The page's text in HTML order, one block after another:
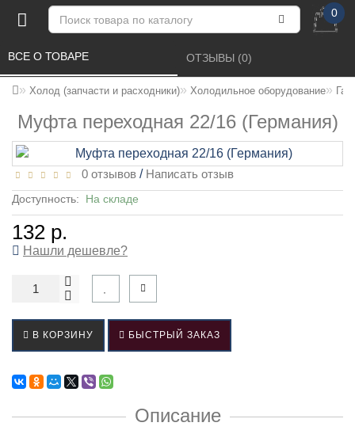
0
Холод (запчасти и расходники) Холодильное оборудование
Муфта переходная 22/16 (Германия)
ВСЕ О ТОВАРЕ ОТЗЫВЫ (0)
0 отзывов / Написать отзыв
Доступность: На складе
132 р.
Нашли дешевле?
В КОРЗИНУ БЫСТРЫЙ ЗАКАЗ
Описание